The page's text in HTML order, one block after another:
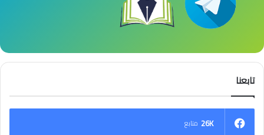
تابعنا
26K متابع